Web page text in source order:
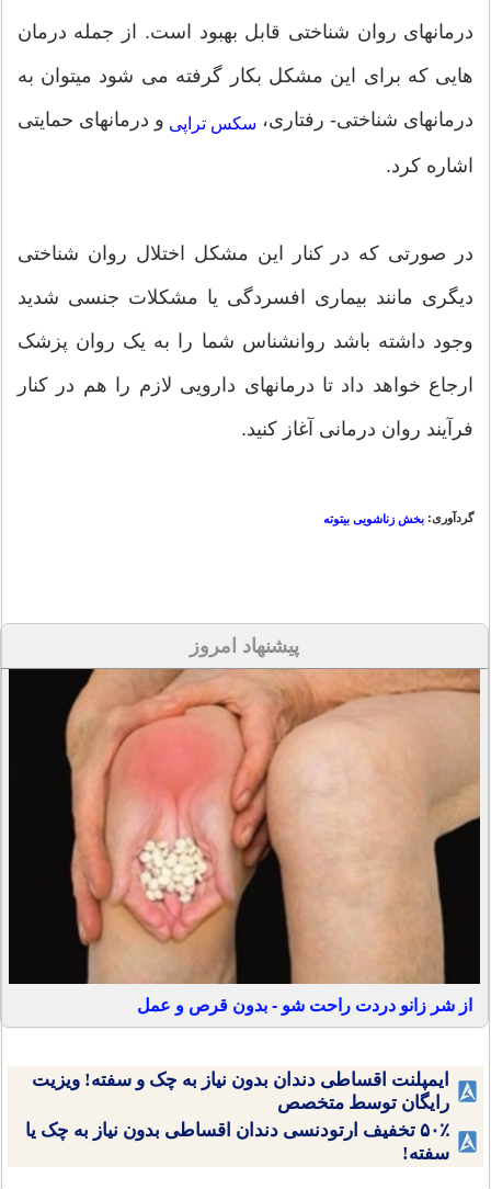
درمانهای روان شناختی قابل بهبود است. از جمله درمان
هایی که برای این مشکل بکار گرفته می شود میتوان به
درمانهای شناختی- رفتاری، سکس تراپی و درمانهای حمایتی
اشاره کرد.
در صورتی که در کنار این مشکل اختلال روان شناختی
دیگری مانند بیماری افسردگی یا مشکلات جنسی شدید
وجود داشته باشد روانشناس شما را به یک روان پزشک
ارجاع خواهد داد تا درمانهای دارویی لازم را هم در کنار
فرآیند روان درمانی آغاز کنید.
گردآوری: بخش زناشویی بیتوته
پیشنهاد امروز
از شر زانو دردت راحت شو - بدون قرص و عمل
ایمپلنت اقساطی دندان بدون نیاز به چک و سفته! ویزیت
رایگان توسط متخصص
۵۰٪ تخفیف ارتودنسی دندان اقساطی بدون نیاز به چک یا
سفته!